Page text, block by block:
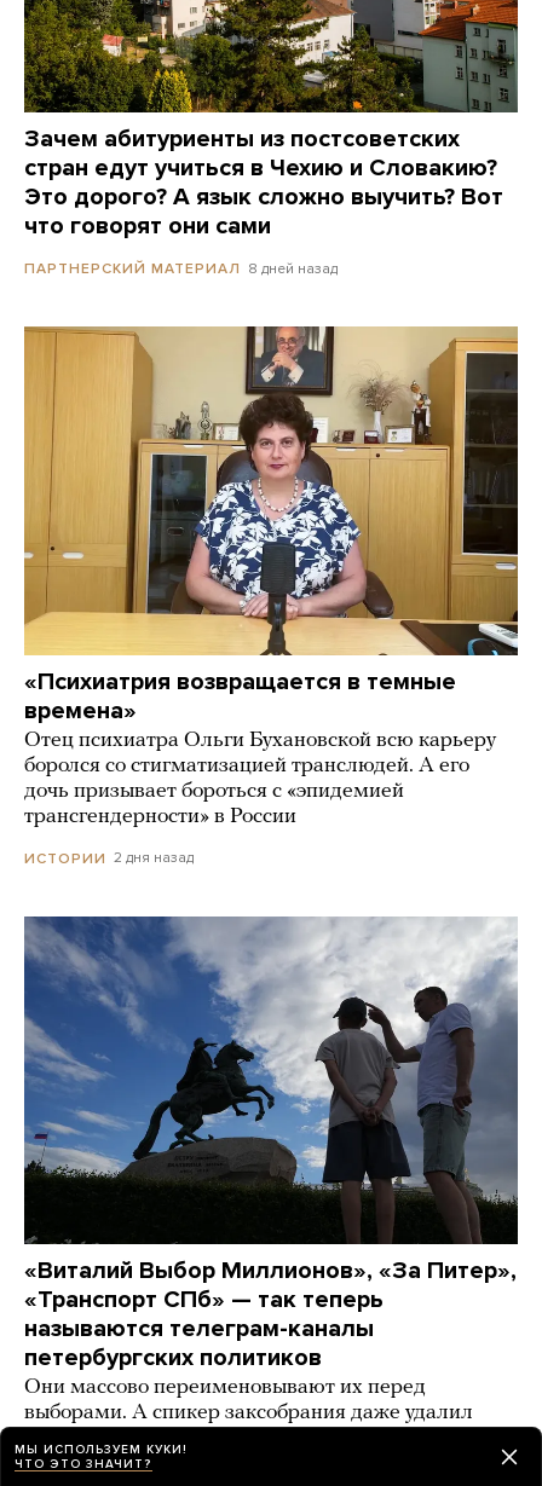
Зачем абитуриенты из постсоветских
стран едут учиться в Чехию и Словакию?
Это дорого? А язык сложно выучить? Вот
что говорят они сами
ПАРТНЕРСКИЙ МАТЕРИАЛ 8 дней назад
«Психиатрия возвращается в темные
времена»
Отец психиатра Ольги Бухановской всю карьеру
боролся со стигматизацией транслюдей. А его
дочь призывает бороться с «эпидемией
трансгендерности» в России
ИСТОРИИ 2 дня назад
«Виталий Выбор Миллионов», «За Питер»,
«Транспорт СПб» — так теперь
называются телеграм-каналы
петербургских политиков
Они массово переименовывают их перед
выборами. А спикер заксобрания даже удалил
МЫ ИСПОЛЬЗУЕМ КУКИ!
ЧТО ЭТО ЗНАЧИТ?